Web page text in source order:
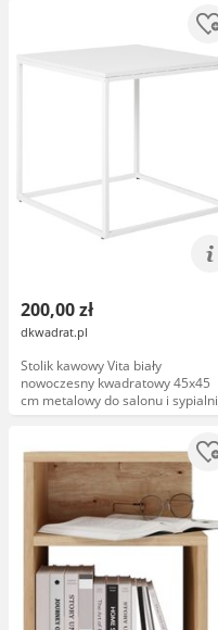
200,00 zł
dkwadrat.pl
Stolik kawowy Vita biały
nowoczesny kwadratowy 45x45
cm metalowy do salonu i sypialni
Intesi